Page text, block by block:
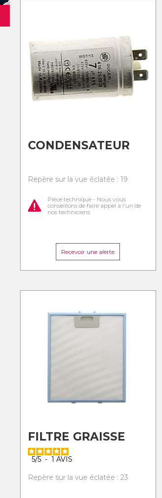
CONDENSATEUR
Repère sur la vue éclatée : 19
Pièce technique - Nous vous
conseillons de faire appel à l'un de
nos techniciens
Recevoir une alerte
FILTRE GRAISSE
5/5 - 1 AVIS
Repère sur la vue éclatée : 23